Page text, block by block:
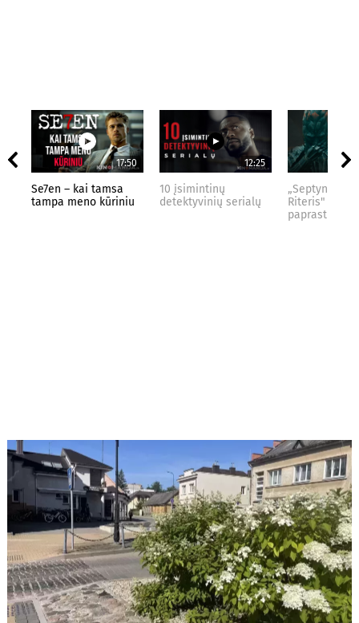
17:50
Se7en – kai tamsa
tampa meno kūriniu
12:25
10 įsimintinų
detektyvinių serialų
„Septynių
Riteris" – kai
paprastumas